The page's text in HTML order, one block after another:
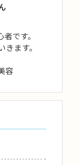
です。
ます。
容